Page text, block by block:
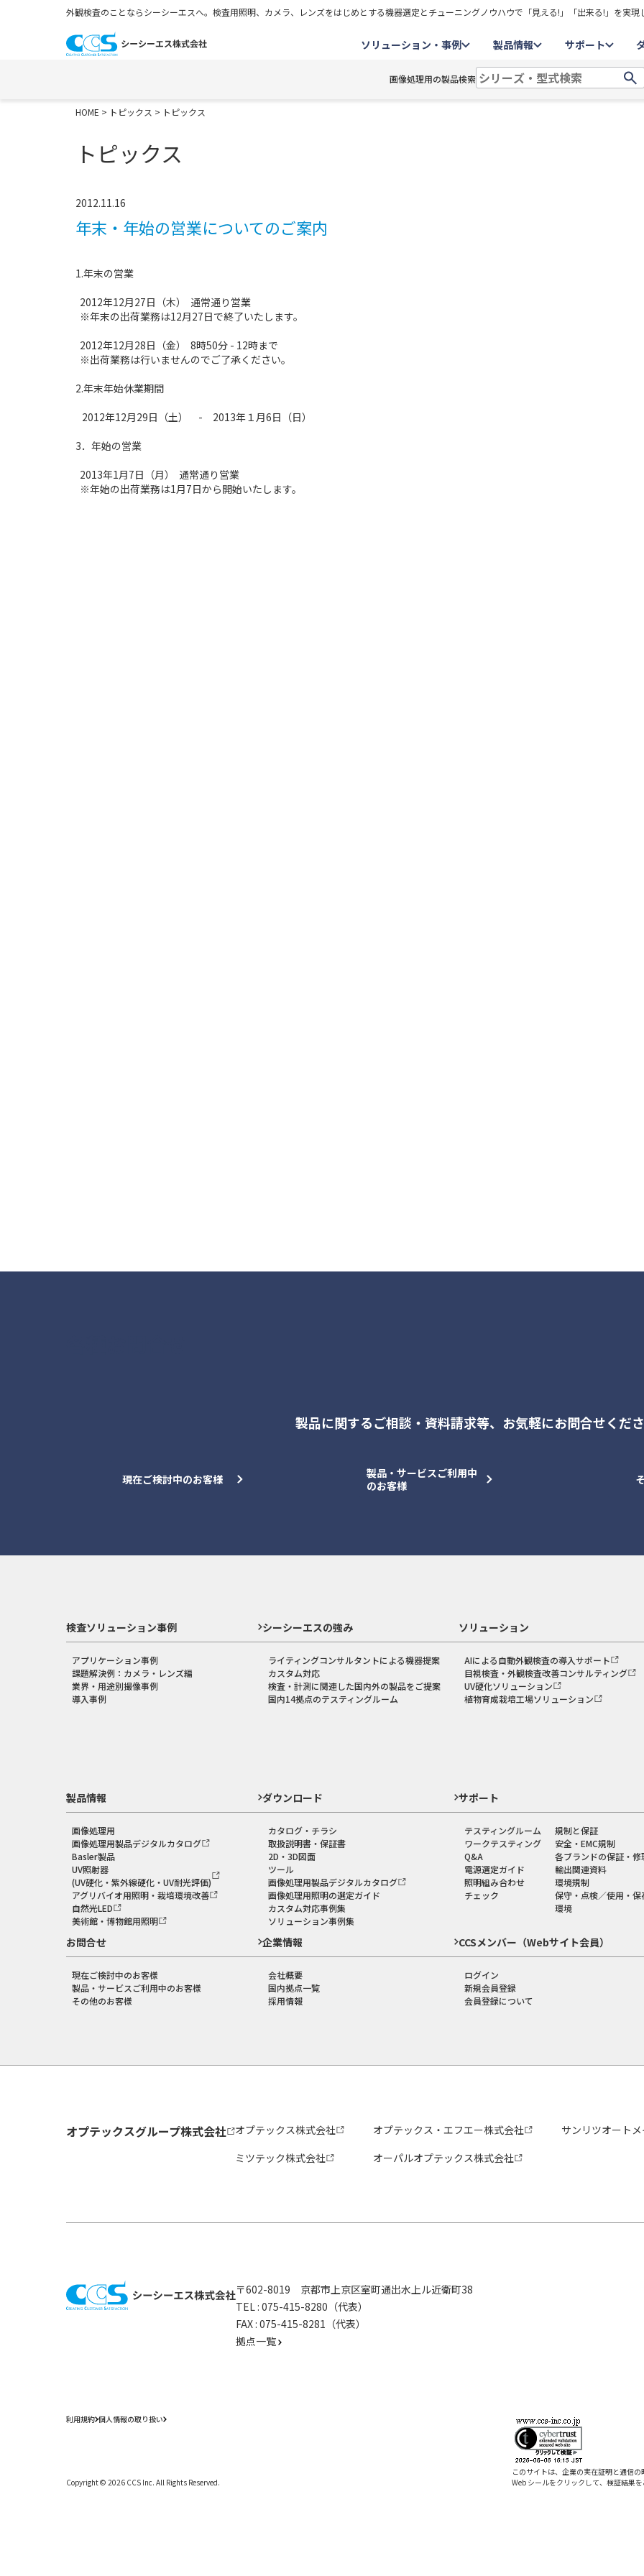
外観検査のことならシーシーエスへ。検査用照明、カメラ、レンズをはじめとする機器選定とチューニングノウハウで「見える!」「出来る!」を実現
ソリューション・事例 製品情報 サポート
画像処理用の製品検索
HOME > トピックス > トピックス
トピックス
2012.11.16
年末・年始の営業についてのご案内
1.年末の営業
2012年12月27日（木） 通常通り営業
※年末の出荷業務は12月27日で終了いたします。
2012年12月28日（金） 8時50分 - 12時まで
※出荷業務は行いませんのでご了承ください。
2.年末年始休業期間
2012年12月29日（土） - 2013年１月6日（日）
3．年始の営業
2013年1月7日（月） 通常通り営業
※年始の出荷業務は1月7日から開始いたします。
製品に関するご相談・資料請求等、 お気軽にお問合せくださ
現在ご検討中のお客様
製品・サービスご利用中
のお客様
検査ソリューション事例
アプリケーション事例
課題解決例：カメラ・レンズ編
業界・用途別撮像事例
導入事例
シーシーエスの強み
ライティングコンサルタントによる機器提案
カスタム対応
検査・計測に関連した国内外の製品をご提案
国内14拠点のテスティングルーム
ソリューション
AIによる自動外観検査の導入サポート
目視検査・外観検査改善コンサルティング
UV硬化ソリューション
植物育成栽培工場ソリューション
製品情報
画像処理用
画像処理用製品デジタルカタログ
Basler製品
UV照射器
(UV硬化・紫外線硬化・UV耐光評価)
アグリバイオ用照明・栽培環境改善
自然光LED
美術館・博物館用照明
ダウンロード
カタログ・チラシ
取扱説明書・保証書
2D・3D図面
ツール
画像処理用製品デジタルカタログ
画像処理用照明の選定ガイド
カスタム対応事例集
ソリューション事例集
サポート
テスティングルーム
ワークテスティング
Q&A
電源選定ガイド
照明組み合わせ
チェック
規制と保証
安全・EMC規制
各ブランドの保証・修
輸出関連資料
環境規制
保守・点検／使用・保
環境
お問合せ
現在ご検討中のお客様
製品・サービスご利用中のお客様
その他のお客様
企業情報
会社概要
国内拠点一覧
採用情報
CCSメンバー（Webサイト会員）
ログイン
新規会員登録
会員登録について
オプテックスグループ株式会社 オプテックス株式会社 オプテックス・エフエー株式会社
サンリツオート
ミツテック株式会社
オーパルオプテックス株式会社
〒602-8019 京都市上京区室町通出水上ル近衛町38
TEL : 075-415-8280（代表）
FAX : 075-415-8281（代表）
拠点一覧
利用規約 個人情報の取り扱い
Copyright © 2026 CCS Inc. All Rights Reserved.
このサイトは、企業の実在証明と通信
Web シールをクリックして、検証結果を